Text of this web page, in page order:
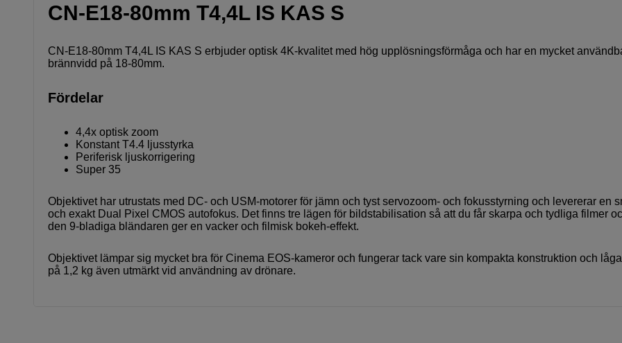
CN-E18-80mm T4,4L IS KAS S
CN-E18-80mm T4,4L IS KAS S erbjuder optisk 4K-kvalitet med hög upplösningsförmåga och har en mycket
brännvidd på 18-80mm.
Fördelar
4,4x optisk zoom
Konstant T4.4 ljusstyrka
Periferisk ljuskorrigering
Super 35
Objektivet har utrustats med DC- och USM-motorer för jämn och tyst servozoom- och fokusstyrning och levererar en
och exakt Dual Pixel CMOS autofokus. Det finns tre lägen för bildstabilisation så att du får skarpa och tydliga filmer
den 9-bladiga bländaren ger en vacker och filmisk bokeh-effekt.
Objektivet lämpar sig mycket bra för Cinema EOS-kameror och fungerar tack vare sin kompakta konstruktion och
på 1,2 kg även utmärkt vid användning av drönare.